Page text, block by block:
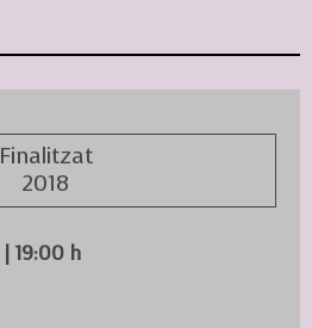
Finalitzat
2018
| 19:00 h